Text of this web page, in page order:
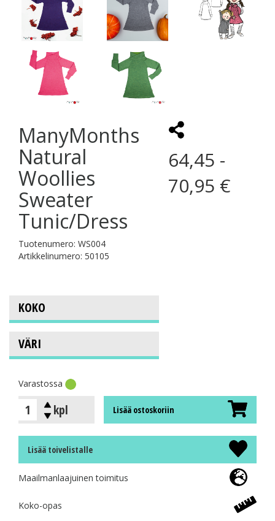
ManyMonths
Natural
Woollies
Sweater
Tunic/Dress
Tuotenumero: WS004
Artikkelinumero: 50105
Varastossa
64,45 -
70,95 €
kpl Lisää ostoskoriin
Lisää toivelistalle
Maailmanlaajuinen toimitus
Koko-opas